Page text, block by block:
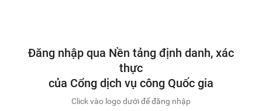
Đăng nhập qua Nền tảng định danh, xác
thực
của Cổng dịch vụ công Quốc gia
Click vào logo dưới để đăng nhập